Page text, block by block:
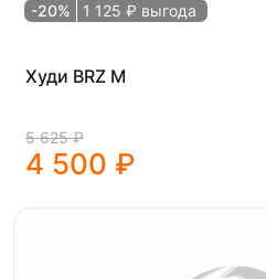
-20% 1 125 ₽ выгода
Худи BRZ M
5 625 ₽
4 500 ₽